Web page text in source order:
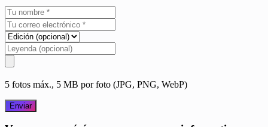
5 fotos máx., 5 MB por foto (JPG, PNG, WebP)
Enviar